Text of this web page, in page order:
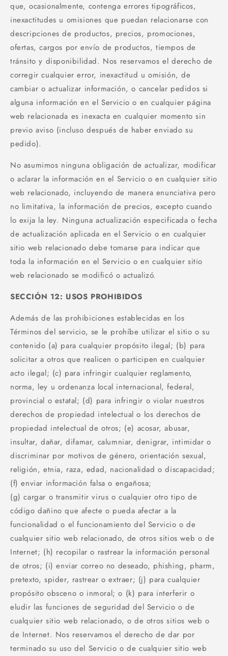
que, ocasionalmente, contenga errores tipográficos,
inexactitudes u omisiones que puedan relacionarse con
descripciones de productos, precios, promociones,
ofertas, cargos por envío de productos, tiempos de
tránsito y disponibilidad. Nos reservamos el derecho de
corregir cualquier error, inexactitud u omisión, de
cambiar o actualizar información, o cancelar pedidos si
alguna información en el Servicio o en cualquier página
web relacionada es inexacta en cualquier momento sin
previo aviso (incluso después de haber enviado su
pedido).
No asumimos ninguna obligación de actualizar, modificar
o aclarar la información en el Servicio o en cualquier sitio
web relacionado, incluyendo de manera enunciativa pero
no limitativa, la información de precios, excepto cuando
lo exija la ley. Ninguna actualización especificada o fecha
de actualización aplicada en el Servicio o en cualquier
sitio web relacionado debe tomarse para indicar que
toda la información en el Servicio o en cualquier sitio
web relacionado se modificó o actualizó.
SECCIÓN 12: USOS PROHIBIDOS
Además de las prohibiciones establecidas en los
Términos del servicio, se le prohíbe utilizar el sitio o su
contenido (a) para cualquier propósito ilegal; (b) para
solicitar a otros que realicen o participen en cualquier
acto ilegal; (c) para infringir cualquier reglamento,
norma, ley u ordenanza local internacional, federal,
provincial o estatal; (d) para infringir o violar nuestros
derechos de propiedad intelectual o los derechos de
propiedad intelectual de otros; (e) acosar, abusar,
insultar, dañar, difamar, calumniar, denigrar, intimidar o
discriminar por motivos de género, orientación sexual,
religión, etnia, raza, edad, nacionalidad o discapacidad;
(f) enviar información falsa o engañosa;
(g) cargar o transmitir virus o cualquier otro tipo de
código dañino que afecte o pueda afectar a la
funcionalidad o el funcionamiento del Servicio o de
cualquier sitio web relacionado, de otros sitios web o de
Internet; (h) recopilar o rastrear la información personal
de otros; (i) enviar correo no deseado, phishing, pharm,
pretexto, spider, rastrear o extraer; (j) para cualquier
propósito obsceno o inmoral; o (k) para interferir o
eludir las funciones de seguridad del Servicio o de
cualquier sitio web relacionado, o de otros sitios web o
de Internet. Nos reservamos el derecho de dar por
terminado su uso del Servicio o de cualquier sitio web